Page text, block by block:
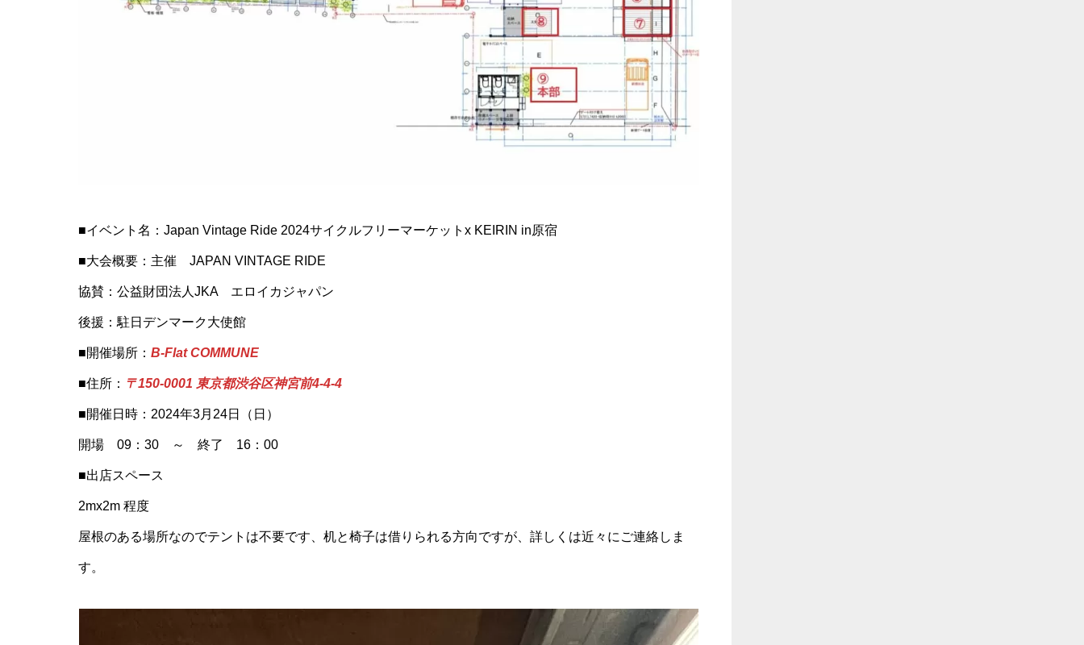
■イベント名：Japan Vintage Ride 2024サイクルフリーマーケットx KEIRIN in原宿
■大会概要：主催 JAPAN VINTAGE RIDE
協賛：公益財団法人JKA エロイカジャパン
後援：駐日デンマーク大使館
■開催場所： B-Flat COMMUNE
■住所： 〒150-0001 東京都渋谷区神宮前4-4-4
■開催日時：2024年3月24日（日）
開場 09：30 ～ 終了 16：00
■出店スペース
2mx2m 程度
屋根のある場所なのでテントは不要です、机と椅子は借りられる方向ですが、詳しくは近々にご連絡しま
す。